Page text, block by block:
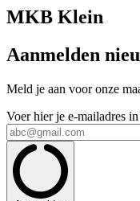
MKB Klein
Aanmelden
Meld je aan voor onze
Voer hier je e-mailadres in